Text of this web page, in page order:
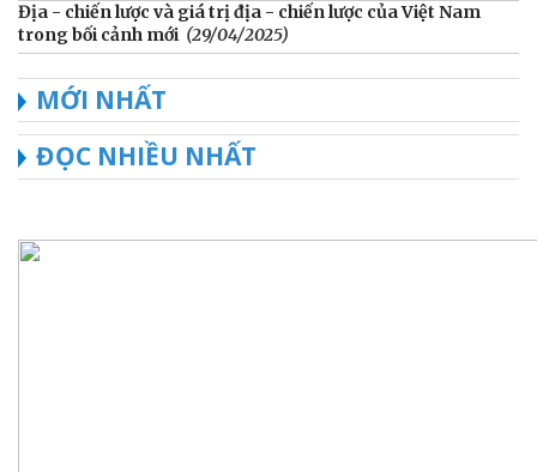
Địa - chiến lược và giá trị địa - chiến lược của Việt Nam
trong bối cảnh mới (29/04/2025)
MỚI NHẤT
ĐỌC NHIỀU NHẤT